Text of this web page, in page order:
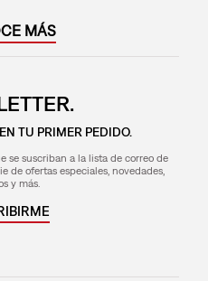
MÁS
TU PRIMER PEDIDO.
se suscriban a la lista de correo de
de ofertas especiales, novedades,
y más.